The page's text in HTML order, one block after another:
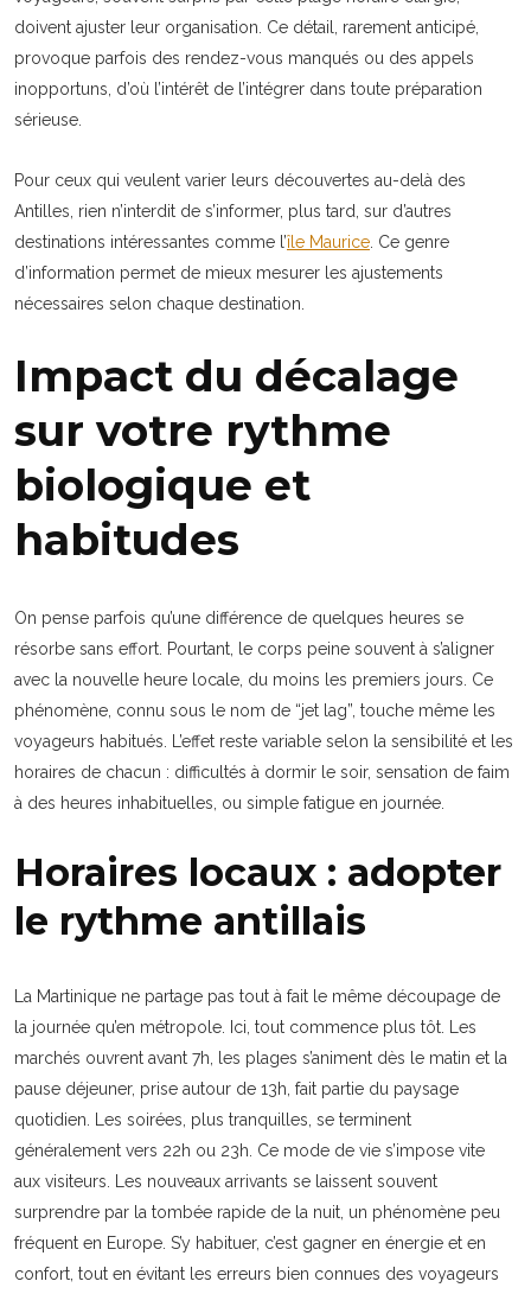
doivent ajuster leur organisation. Ce détail, rarement anticipé,
provoque parfois des rendez-vous manqués ou des appels
inopportuns, d’où l’intérêt de l’intégrer dans toute préparation
sérieuse.
Pour ceux qui veulent varier leurs découvertes au-delà des
Antilles, rien n’interdit de s’informer, plus tard, sur d’autres
destinations intéressantes comme l’île Maurice . Ce genre
d’information permet de mieux mesurer les ajustements
nécessaires selon chaque destination.
Impact du décalage
sur votre rythme
biologique et
habitudes
On pense parfois qu’une différence de quelques heures se
résorbe sans effort. Pourtant, le corps peine souvent à s’aligner
avec la nouvelle heure locale, du moins les premiers jours. Ce
phénomène, connu sous le nom de “jet lag”, touche même les
voyageurs habitués. L’effet reste variable selon la sensibilité et les
horaires de chacun : difficultés à dormir le soir, sensation de faim
à des heures inhabituelles, ou simple fatigue en journée.
Horaires locaux : adopter
le rythme antillais
La Martinique ne partage pas tout à fait le même découpage de
la journée qu’en métropole. Ici, tout commence plus tôt. Les
marchés ouvrent avant 7h, les plages s’animent dès le matin et la
pause déjeuner, prise autour de 13h, fait partie du paysage
quotidien. Les soirées, plus tranquilles, se terminent
généralement vers 22h ou 23h. Ce mode de vie s’impose vite
aux visiteurs. Les nouveaux arrivants se laissent souvent
surprendre par la tombée rapide de la nuit, un phénomène peu
fréquent en Europe. S’y habituer, c’est gagner en énergie et en
confort, tout en évitant les erreurs bien connues des voyageurs